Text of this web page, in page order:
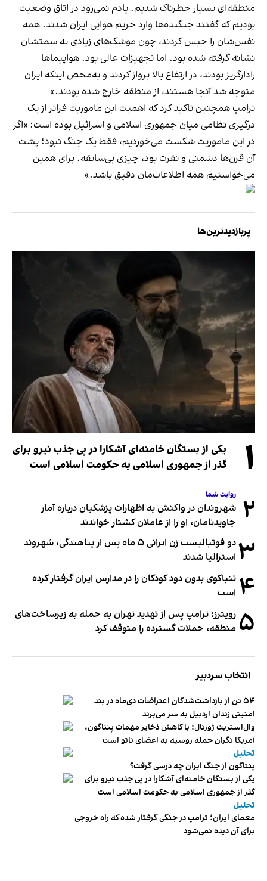
منطقه‌ای بسیار خطرناک شدیم. یادم نمی‌رود در اتاق وضعیت
بودیم که گفتند جنگند‌ه‌ها وارد حریم هوایی ایران شدند. همه
نفس‌شان را حبس کردند، چون موشک‌های زیادی به سمتشان
نشانه گرفته شده بود. اما تجهیزات عالی بود. هواپیماها
رادارگریز بودند، در ارتفاع بالا پرواز کردند و به‌محض اینکه ایران
متوجه شد آنجا هستند، از منطقه خارج شده بودند.»
ترامپ همچنین تاکید کرد که اهمیت این ماموریت فراتر از یک
درگیری نظامی میان جمهوری اسلامی و اسرائیل بوده است: «اگر
در این ماموریت شکست می‌خوردیم، فقط یک جنگ نبود؛ پشت
آن قرن‌ها دشمنی و نفرت بود، چیزی بی‌سابقه. برای همین
می‌خواستیم همه اطلاعات‌مان دقیق باشد.»
پربازدیدترین‌ها
۱
یکی از بستگان خامنه‌ای آشکارا در پی جذب نیرو برای
گذر از جمهوری اسلامی به حکومت اسلامی است
۲ روایت شما
شهروندان در واکنش به اظهارات پزشکیان درباره آمار
جاویدنامان، او را از عاملان کشتار خواندند
۳
دو فوتبالیست زن ایرانی ۵ ماه پس از پناهندگی، شهروند
استرالیا شدند
۴ تنباکوی بدون دود کودکان را در مدارس ایران گرفتار کرده
است
۵ رویترز: ترامپ پس از تهدید تهران به حمله به زیرساخت‌های
منطقه، حملات گسترده را متوقف کرد
انتخاب سردبیر
۵۴ تن از بازداشت‌شدگان اعتراضات دی‌ماه در بند
امنیتی زندان اردبیل به سر می‌برند
وال‌استریت ژورنال: با کاهش ذخایر مهمات پنتاگون،
آمریکا نگران حمله روسیه به اعضای ناتو‌ است
تحلیل
پنتاگون از جنگ ایران چه درسی گرفت؟
یکی از بستگان خامنه‌ای آشکارا در پی جذب نیرو برای
گذر از جمهوری اسلامی به حکومت اسلامی است
تحلیل
معمای ایران؛ ترامپ در جنگی گرفتار شده که راه خروجی
برای آن دیده نمی‌شود